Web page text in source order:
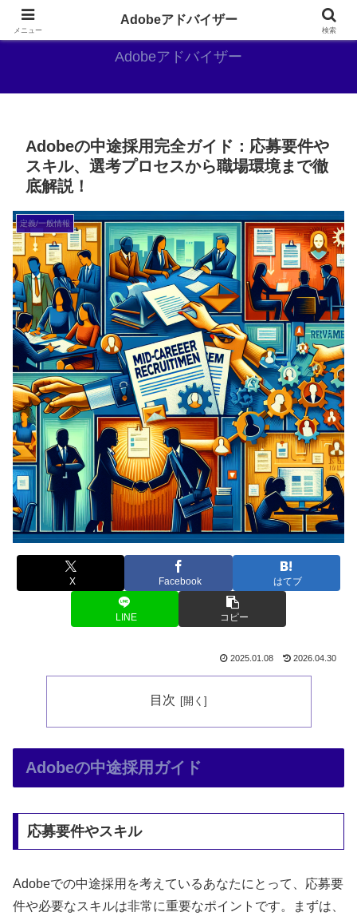
Adobe好きのAdobe推しブログ
Adobeアドバイザー
Adobeの中途採用完全ガイド：応募要件や
スキル、選考プロセスから職場環境まで徹
底解説！
定義/一般情報
X Facebook はてブ
LINE コピー
2025.01.08 2026.04.30
目次
Adobeの中途採用ガイド
応募要件やスキル
Adobeでの中途採用を考えているあなたにとって、応募要
件や必要なスキルは非常に重要なポイントです。まずは、
メニュー
Adobeアドバイザー
検索